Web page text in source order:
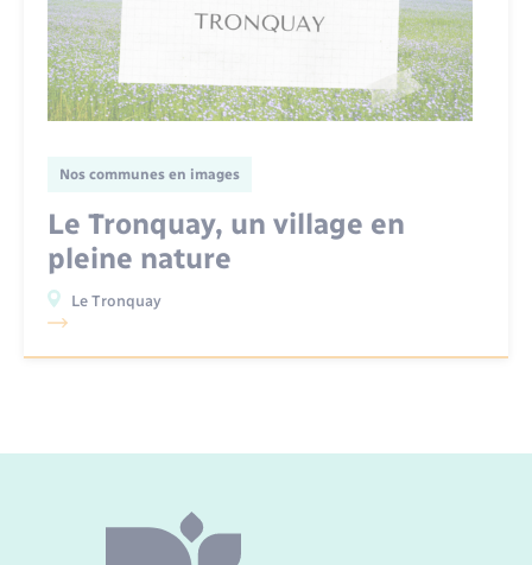
Nos communes en images
Le Tronquay, un village en
pleine nature
Le Tronquay